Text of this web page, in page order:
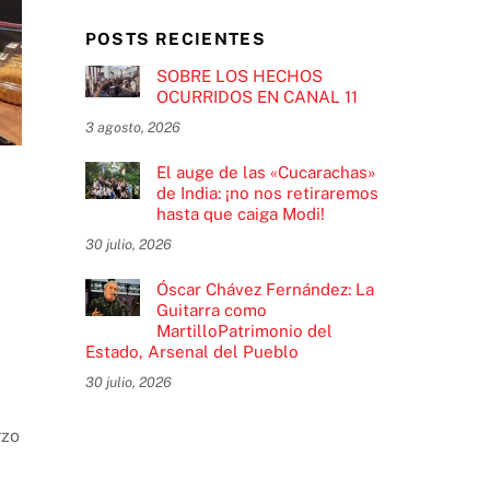
POSTS RECIENTES
SOBRE LOS HECHOS
OCURRIDOS EN CANAL 11
3 agosto, 2026
El auge de las «Cucarachas»
de India: ¡no nos retiraremos
hasta que caiga Modi!
30 julio, 2026
Óscar Chávez Fernández: La
Guitarra como
MartilloPatrimonio del
Estado, Arsenal del Pueblo
30 julio, 2026